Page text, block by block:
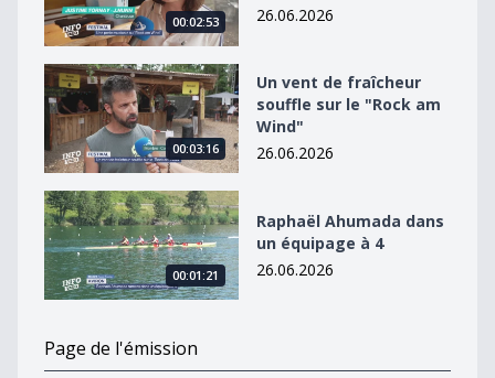
00:02:53
26.06.2026
Un vent de fraîcheur souffle sur le &quot;Rock am
00:03:16
Un vent de fraîcheur
souffle sur le "Rock am
Wind"
26.06.2026
Raphaël Ahumada dans un équipage à 4
00:01:21
Raphaël Ahumada dans
un équipage à 4
26.06.2026
Page de l'émission